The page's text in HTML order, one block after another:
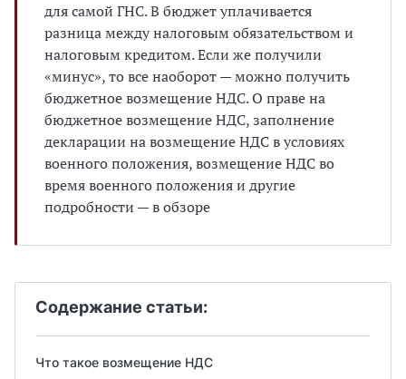
для самой ГНС. В бюджет уплачивается
разница между налоговым обязательством и
налоговым кредитом. Если же получили
«минус», то все наоборот — можно получить
бюджетное возмещение НДС. О праве на
бюджетное возмещение НДС, заполнение
декларации на возмещение НДС в условиях
военного положения, возмещение НДС во
время военного положения и другие
подробности — в обзоре
Содержание статьи:
Что такое возмещение НДС